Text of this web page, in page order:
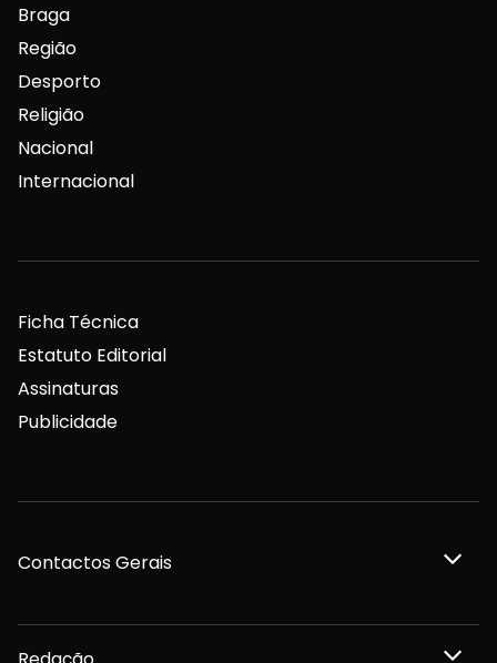
Braga
Região
Desporto
Religião
Nacional
Internacional
Ficha Técnica
Estatuto Editorial
Assinaturas
Publicidade
Contactos Gerais